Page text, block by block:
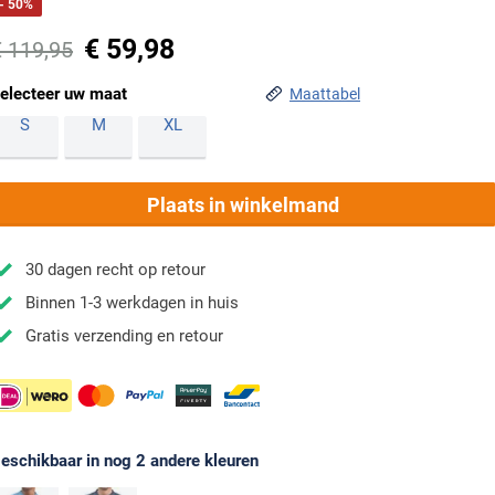
- 50%
119,95 € 59,98
uw maat Maattabel
S M XL
Plaats in winkelmand
30 dagen recht op retour
Binnen 1-3 werkdagen in huis
Gratis verzending en retour
in nog 2 andere kleuren